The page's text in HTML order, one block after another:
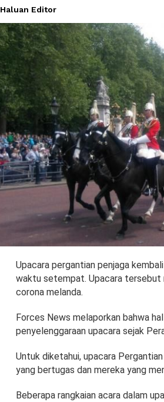
Haluan Editor
Upacara pergantian penjaga
waktu setempat. Upacara tersebut
corona melanda.
Forces News melaporkan bahwa
penyelenggaraan upacara sejak
Untuk diketahui, upacara
yang bertugas dan mereka yang
Beberapa rangkaian acara dalam